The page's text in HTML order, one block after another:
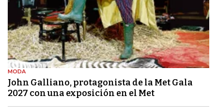
MODA
John Galliano, protagonista de la Met Gala
2027 con una exposición en el Met